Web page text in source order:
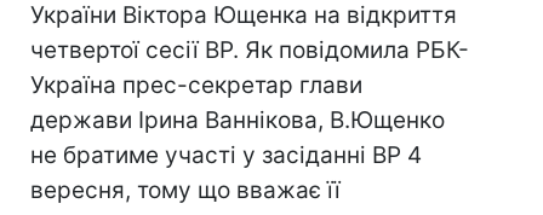
України Віктора Ющенка на відкриття
четвертої сесії ВР. Як повідомила РБК-
Україна прес-секретар глави
держави Ірина Ваннікова, В.Ющенко
не братиме участі у засіданні ВР 4
вересня, тому що вважає її